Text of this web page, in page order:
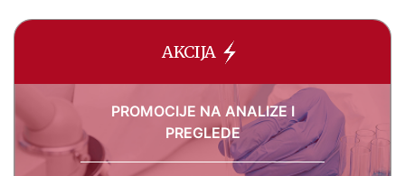
AKCIJA
PROMOCIJE NA ANALIZE I
PREGLEDE